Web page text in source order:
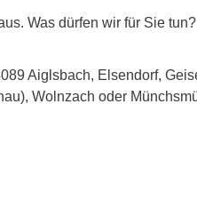
Was dürfen wir für Sie tun?